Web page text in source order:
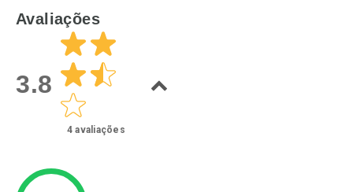
Dermaclub
Por Menos
Avaliações
3.8
4 avaliações